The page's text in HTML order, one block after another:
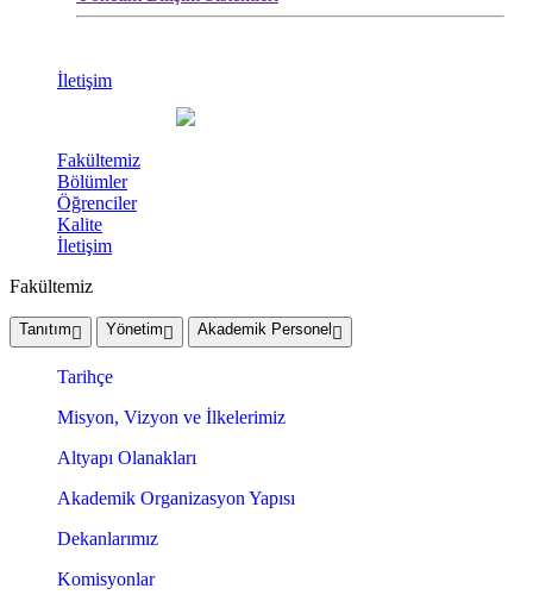
İletişim
Fakültemiz
Bölümler
Öğrenciler
Kalite
İletişim
Fakültemiz
Tanıtım Yönetim Akademik Personel
Tarihçe
Misyon, Vizyon ve İlkelerimiz
Altyapı Olanakları
Akademik Organizasyon Yapısı
Dekanlarımız
Komisyonlar